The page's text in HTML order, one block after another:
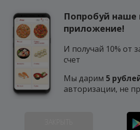
Попробуй наше
приложение!
И получай 10% от
счет
Мы дарим 5
авторизации, не